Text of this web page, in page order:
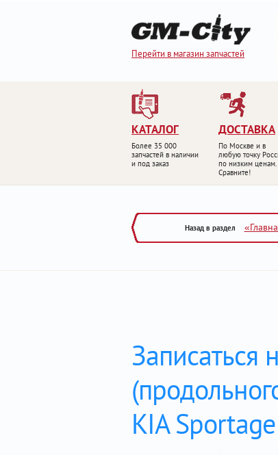
Перейти в магазин запчастей
КАТАЛОГ
Более 35 000
запчастей в наличии
и под заказ
ДОСТАВКА
По Москве и в
любую точку
по низким ценам.
Сравните!
Назад в раздел
Записаться
KIA Sportage